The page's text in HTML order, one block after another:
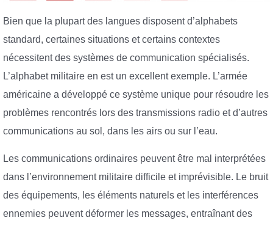
Bien que la plupart des langues disposent d’alphabets
standard, certaines situations et certains contextes
nécessitent des systèmes de communication spécialisés.
L’alphabet militaire en est un excellent exemple. L’armée
américaine a développé ce système unique pour résoudre les
problèmes rencontrés lors des transmissions radio et d’autres
communications au sol, dans les airs ou sur l’eau.
Les communications ordinaires peuvent être mal interprétées
dans l’environnement militaire difficile et imprévisible. Le bruit
des équipements, les éléments naturels et les interférences
ennemies peuvent déformer les messages, entraînant des